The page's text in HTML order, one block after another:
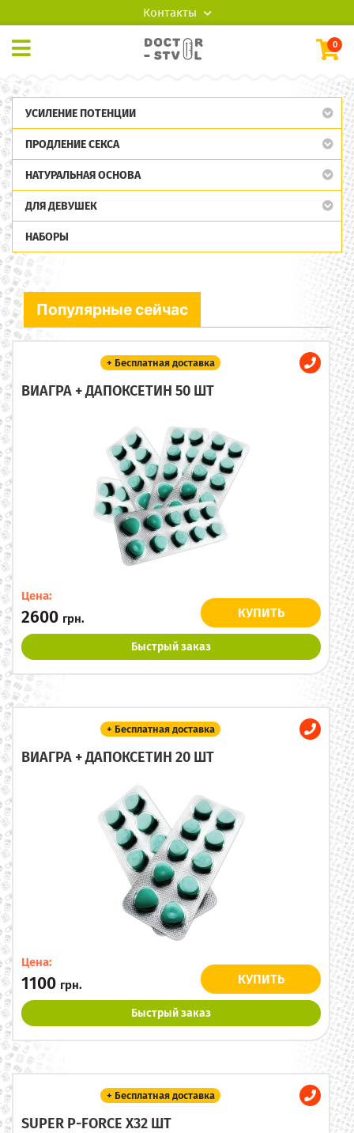
Контакты
0
УСИЛЕНИЕ ПОТЕНЦИИ
ПРОДЛЕНИЕ СЕКСА
НАТУРАЛЬНАЯ ОСНОВА
ДЛЯ ДЕВУШЕК
НАБОРЫ
Популярные сейчас
+ Бесплатная доставка
ВИАГРА + ДАПОКСЕТИН 50 ШТ
Цена:
2600 грн. КУПИТЬ
Быстрый заказ
+ Бесплатная доставка
ВИАГРА + ДАПОКСЕТИН 20 ШТ
Цена:
1100 грн. КУПИТЬ
Быстрый заказ
+ Бесплатная доставка
SUPER P-FORCE X32 ШТ